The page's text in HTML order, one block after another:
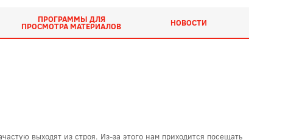
ПРОГРАММЫ ДЛЯ
ПРОСМОТРА МАТЕРИАЛОВ НОВОСТИ
выходят из строя. Из-за этого нам приходится посещать